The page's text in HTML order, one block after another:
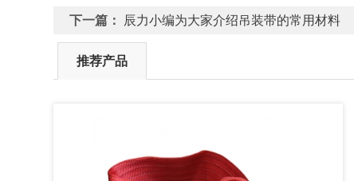
下一篇： 辰力小编为大家介绍吊装带的常用材料
推荐产品